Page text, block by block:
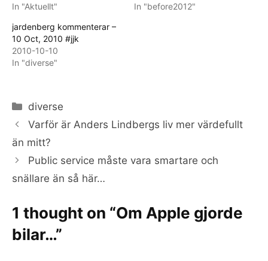
In "Aktuellt"
In "before2012"
jardenberg kommenterar –
10 Oct, 2010 #jjk
2010-10-10
In "diverse"
Categories
diverse
Varför är Anders Lindbergs liv mer värdefullt
än mitt?
Public service måste vara smartare och
snällare än så här…
1 thought on “Om Apple gjorde
bilar…”